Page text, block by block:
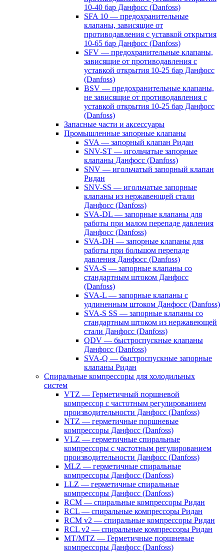
10-40 бар Данфосс (Danfoss)
SFA 10 — предохранительные
клапаны, зависящие от
противодавления с уставкой открытия
10-65 бар Данфосс (Danfoss)
SFV — предохранительные клапаны,
зависящие от противодавления с
уставкой открытия 10-25 бар Данфосс
(Danfoss)
BSV — предохранительные клапаны,
не зависящие от противодавления с
уставкой открытия 10-25 бар Данфосс
(Danfoss)
Запасные части и аксессуары
Промышленные запорные клапаны
SVA — запорный клапан Ридан
SNV-ST — игольчатые запорные
клапаны Данфосс (Danfoss)
SNV — игольчатый запорный клапан
Ридан
SNV-SS — игольчатые запорные
клапаны из нержавеющей стали
Данфосс (Danfoss)
SVA-DL — запорные клапаны для
работы при малом перепаде давления
Данфосс (Danfoss)
SVA-DH — запорные клапаны для
работы при большом перепаде
давления Данфосс (Danfoss)
SVA-S — запорные клапаны со
стандартным штоком Данфосс
(Danfoss)
SVA-L — запорные клапаны с
удлиненным штоком Данфосс (Danfoss)
SVA-S SS — запорные клапаны со
стандартным штоком из нержавеющей
стали Данфосс (Danfoss)
QDV — быстроспускные клапаны
Данфосс (Danfoss)
SVA-Q — быстроспускные запорные
клапаны Ридан
Спиральные компрессоры для холодильных
систем
VTZ — Герметичный поршневой
компрессор с частотным регулированием
производительности Данфосс (Danfoss)
NTZ — герметичные поршневые
компрессоры Данфосс (Danfoss)
VLZ — герметичные спиральные
компрессоры с частотным регулированием
производительности Данфосс (Danfoss)
MLZ — герметичные спиральные
компрессоры Данфосс (Danfoss)
LLZ — герметичные спиральные
компрессоры Данфосс (Danfoss)
RCM — спиральные компрессоры Ридан
RCL — спиральные компрессоры Ридан
RCM v2 — спиральные компрессоры Ридан
RCL v2 — спиральные компрессоры Ридан
MT/MTZ — Герметичные поршневые
компрессоры Данфосс (Danfoss)